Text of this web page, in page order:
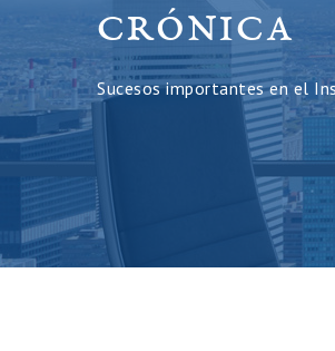
CRÓNICA
Sucesos importantes en el